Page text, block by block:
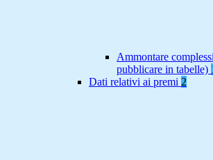
Ammontare
pubblicare in tabelle)
Dati relativi ai premi 2